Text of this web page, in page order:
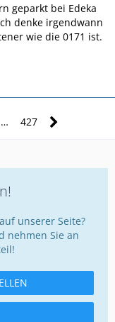
geparkt bei Edeka
denke irgendwann
wie die 0171 ist.
… 427
unserer Seite?
nehmen Sie an